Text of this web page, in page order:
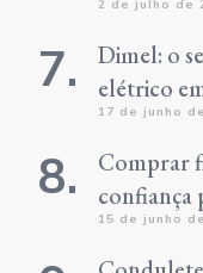
2 de julho de
Dimel: o
elétrico
17 de junho
Comprar
confiança
15 de junho